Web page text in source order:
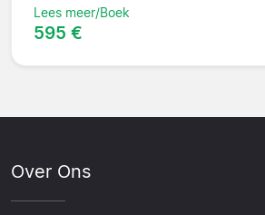
Lees meer/Boek
595 €
Over Ons